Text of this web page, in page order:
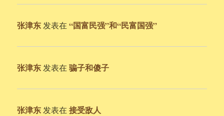
张津东 发表在“国富民强”和“民富国强”
张津东 发表在骗子和傻子
张津东 发表在接受敌人